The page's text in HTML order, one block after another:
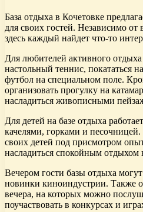
База отдыха в Кочетовке
для своих гостей. Независимо от
здесь каждый найдет что-то
Для любителей активного
настольный теннис, покататься
футбол на специальном поле.
организовать прогулку на
насладиться живописными
Для детей на базе отдыха
качелями, горками и
своих детей под присмотром
насладиться спокойным отдыхом
Вечером гости базы отдыха
новинки киноиндустрии. Также
вечера, на которых можно
поучаствовать в конкурсах и